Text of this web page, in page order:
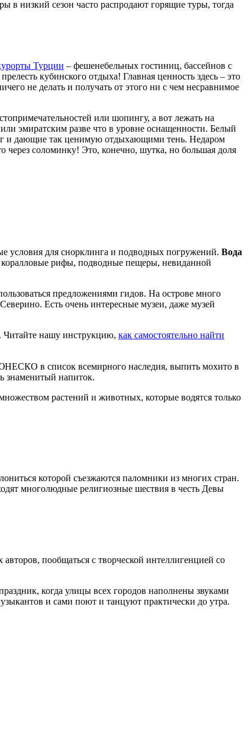
в низкий сезон часто распродают горящие туры, тогда
Турции – фешенебельных гостиниц, бассейнов с
кубинского отдыха! Главная ценность здесь – это
не делать и получать от этого ни с чем несравнимое
или шопингу, а вот лежать на
эмиратским разве что в уровне оснащенности. Белый
и дающие так ценимую отдыхающими тень. Недаром
соломинку! Это, конечно, шутка, но большая доля
условия для снорклинга и подводных погружений. Вода
коралловые рифы, подводные пещеры, невиданной
предложениями гидов. На острове много
Есть очень интересные музеи, даже музей
нашу инструкцию, как самостоятельно найти
в список всемирного наследия, выпить мохито в
знаменитый напиток.
растений и животных, которые водятся только
которой съезжаются паломники из многих стран.
многолюдные религиозные шествия в честь Девы
пообщаться с творческой интеллигенцией со
когда улицы всех городов наполнены звуками
и сами поют и танцуют практически до утра.